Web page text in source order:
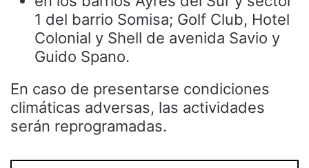
1 del barrio Somisa; Golf Club, Hotel
Colonial y Shell de avenida Savio y
Guido Spano.
En caso de presentarse condiciones
climáticas adversas, las actividades
serán reprogramadas.